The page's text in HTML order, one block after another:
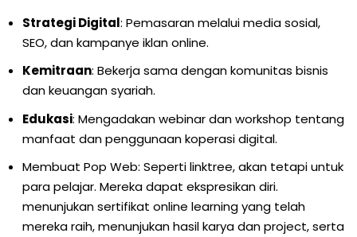
Strategi Digital: Pemasaran melalui media sosial,
SEO, dan kampanye iklan online.
Kemitraan: Bekerja sama dengan komunitas bisnis
dan keuangan syariah.
Edukasi: Mengadakan webinar dan workshop tentang
manfaat dan penggunaan koperasi digital.
Membuat Pop Web: Seperti linktree, akan tetapi untuk
para pelajar. Mereka dapat ekspresikan diri.
menunjukan sertifikat online learning yang telah
mereka raih, menunjukan hasil karya dan project, serta